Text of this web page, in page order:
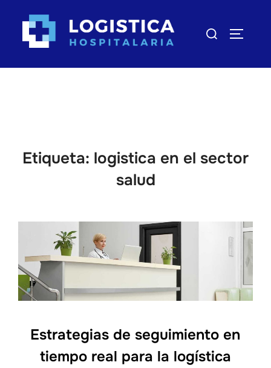
contenido
Buscar:
Etiqueta: logistica en el sector
salud
Estrategias de seguimiento en
tiempo real para la logística